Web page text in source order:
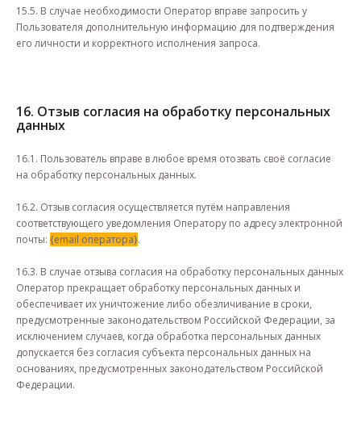
15.5. В случае необходимости Оператор вправе запросить у
Пользователя дополнительную информацию для подтверждения
его личности и корректного исполнения запроса.
16. Отзыв согласия на обработку персональных
данных
16.1. Пользователь вправе в любое время отозвать своё согласие
на обработку персональных данных.
16.2. Отзыв согласия осуществляется путём направления
соответствующего уведомления Оператору по адресу электронной
почты: {email оператора}.
16.3. В случае отзыва согласия на обработку персональных данных
Оператор прекращает обработку персональных данных и
обеспечивает их уничтожение либо обезличивание в сроки,
предусмотренные законодательством Российской Федерации, за
исключением случаев, когда обработка персональных данных
допускается без согласия субъекта персональных данных на
основаниях, предусмотренных законодательством Российской
Федерации.